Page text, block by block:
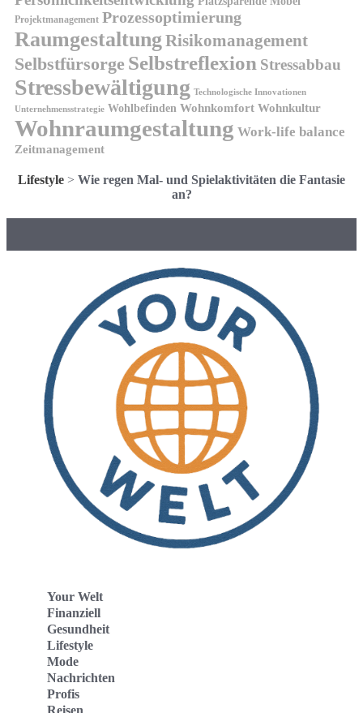
Projektmanagement Prozessoptimierung
Raumgestaltung Risikomanagement
Selbstfürsorge Selbstreflexion Stressabbau
Stressbewältigung Technologische Innovationen
Unternehmensstrategie Wohlbefinden Wohnkomfort Wohnkultur
Wohnraumgestaltung Work-life balance
Zeitmanagement
Lifestyle > Wie regen Mal- und Spielaktivitäten die Fantasie
an?
Your Welt
Finanziell
Gesundheit
Lifestyle
Mode
Nachrichten
Profis